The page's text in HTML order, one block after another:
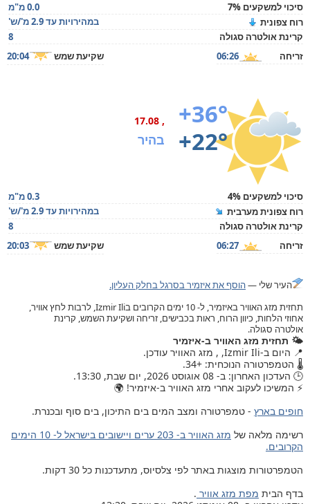
סיכוי למשקעים 7%
0.0 מ"מ
רוח צפונית
במהירויות עד 2.9 מ'/ש'
קרינת אולטרה סגולה
8
זריחה
06:26 שקיעת שמש 20:04
+36°
+22°
, 17.08
בהיר
סיכוי למשקעים 4%
0.3 מ"מ
רוח צפונית מערבית
במהירויות עד 2.9 מ'/ש'
קרינת אולטרה סגולה
8
זריחה
06:27 שקיעת שמש 20:03
העיר שלי —הוסף את איזמיר בסרגל בחלק העליון.
תחזית מזג האוויר באיזמיר, ל- 10 ימים הקרובים בIzmir Ili, לרבות לחץ אוויר,
אחוזי הלחות, כיוון הרוח, ראות בכבישים, זריחה ושקיעת השמש, קרינת
אולטרה סגולה.
🌤️ תחזית מזג האוויר ב-איזמיר
📍 היום ב-Izmir Ili, , מזג האוויר עודכן.
🌡️ הטמפרטורה הנוכחית: +34.
🕒 העדכון האחרון: ב- 08 אוגוסט 2026, יום שבת, 13:30.
⚡ המשיכו לעקוב אחרי מזג האוויר ב-איזמיר! 🌍
חופים בארץ - טמפרטורה ומצב המים בים התיכון, בים סוף ובכנרת.
רשימה מלאה של
מזג האוויר ב- 203 ערים ויישובים בישראל ל- 10 הימים
הקרובים.
הטמפרטורות מוצגות באתר לפי צלסיוס, מתעדכנות כל 30 דקות.
בדף הבית מפת מזג אוויר .